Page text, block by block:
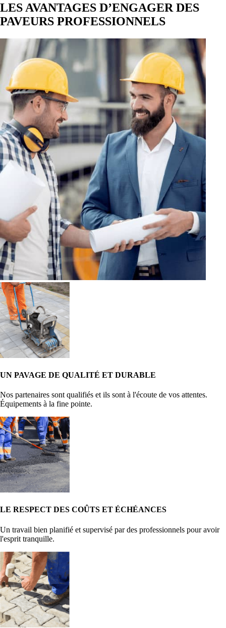
LES AVANTAGES D’ENGAGER DES
PAVEURS PROFESSIONNELS
UN PAVAGE DE QUALITÉ ET DURABLE
Nos partenaires sont qualifiés et ils sont à l'écoute de vos attentes.
Équipements à la fine pointe.
LE RESPECT DES COÛTS ET ÉCHÉANCES
Un travail bien planifié et supervisé par des professionnels pour avoir
l'esprit tranquille.